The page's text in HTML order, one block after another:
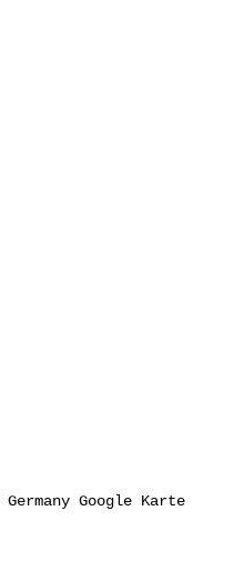
Germany Google Karte